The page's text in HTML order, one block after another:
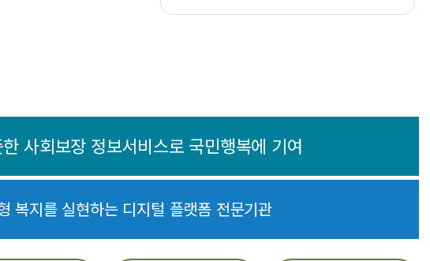
사회보장 정보서비스로 국민행복에 기여
복지를 실현하는 디지털 플랫폼 전문기관